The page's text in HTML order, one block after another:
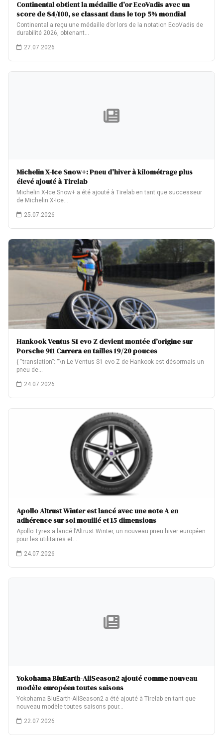
Continental obtient la médaille d’or EcoVadis avec un
score de 84/100, se classant dans le top 5% mondial
Continental a reçu une médaille d’or lors de la notation EcoVadis de
durabilité 2026, obtenant…
27.07.2026
Michelin X-Ice Snow+: Pneu d'hiver à kilométrage plus
élevé ajouté à Tirelab
Michelin X-Ice Snow+ a été ajouté à Tirelab en tant que successeur
de Michelin X-Ice…
25.07.2026
Hankook Ventus S1 evo Z devient montée d’origine sur
Porsche 911 Carrera en tailles 19/20 pouces
{ “translation”: “\n Le Ventus S1 evo Z de Hankook est désormais un
pneu de…
24.07.2026
Apollo Altrust Winter est lancé avec une note A en
adhérence sur sol mouillé et 15 dimensions
Apollo Tyres a lancé l’Altrust Winter, un nouveau pneu hiver européen
pour les utilitaires et…
24.07.2026
Yokohama BluEarth-AllSeason2 ajouté comme nouveau
modèle européen toutes saisons
Yokohama BluEarth-AllSeason2 a été ajouté à Tirelab en tant que
nouveau modèle toutes saisons pour…
22.07.2026